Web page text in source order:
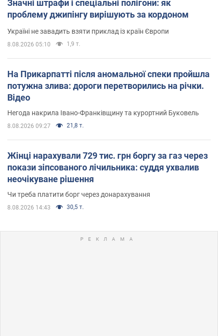
Значні штрафи і спеціальні полігони: як
проблему джипінгу вирішують за кордоном
Україні не завадить взяти приклад із країн Європи
8.08.2026 05:10 1,9 т.
На Прикарпатті після аномальної спеки пройшла
потужна злива: дороги перетворились на річки.
Відео
Негода накрила Івано-Франківщину та курортний Буковель
8.08.2026 09:27 21,8 т.
Жінці нарахували 729 тис. грн боргу за газ через
покази зіпсованого лічильника: суддя ухвалив
неочікуване рішення
Чи треба платити борг через донарахування
8.08.2026 14:43 30,5 т.